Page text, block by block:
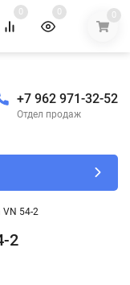
0 0 0
+7 962 971-32-52
Отдел продаж
VN 54-2
2